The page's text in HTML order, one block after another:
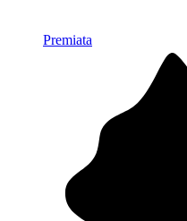
Premiata